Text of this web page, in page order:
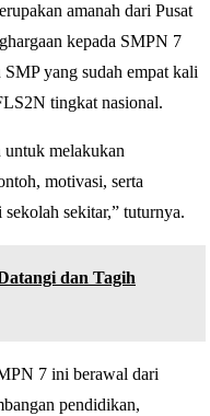
amanah dari Pusat
kepada SMPN 7
yang sudah empat kali
tingkat nasional.
melakukan
motivasi, serta
sekitar,” tuturnya.
dan Tagih
7 ini berawal dari
pendidikan,